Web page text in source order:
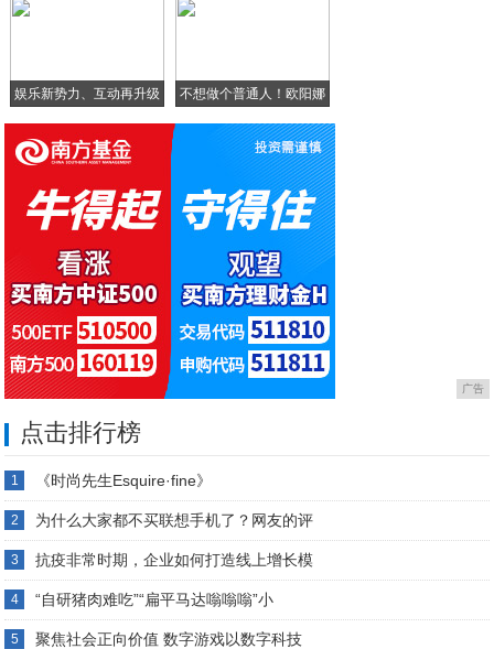
娱乐新势力、互动再升级
不想做个普通人！欧阳娜
广告
点击排行榜
1 《时尚先生Esquire·fine》
2 为什么大家都不买联想手机了？网友的评
3 抗疫非常时期，企业如何打造线上增长模
4 “自研猪肉难吃”“扁平马达嗡嗡嗡”小
5 聚焦社会正向价值 数字游戏以数字科技